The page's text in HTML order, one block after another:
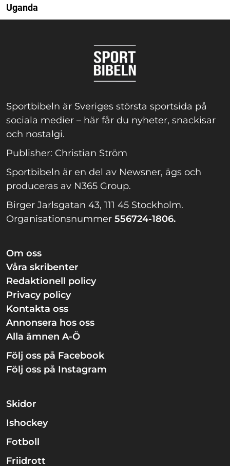
Uganda
Sportbibeln är Sveriges största sportsida på
sociala medier – här får du nyheter, snackisar
och nostalgi.
Publisher: Christian Ström
Sportbibeln är en del av Newsner, ägs och
produceras av N365 Group.
Birger Jarlsgatan 43, 111 45 Stockholm.
Organisationsnummer 556724-1806.
Om oss
Våra skribenter
Redaktionell policy
Privacy policy
Kontakta oss
Annonsera hos oss
Alla ämnen A-Ö
Följ oss på Facebook
Följ oss på Instagram
Skidor
Ishockey
Fotboll
Friidrott